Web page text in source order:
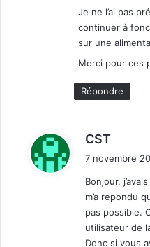
Je ne l’ai pas
continuer à
sur une
Merci pour ces
Répondre
CST
:
7 novembre
Bonjour,
m’a repondu
pas possible.
utilisateur de
Donc si vous